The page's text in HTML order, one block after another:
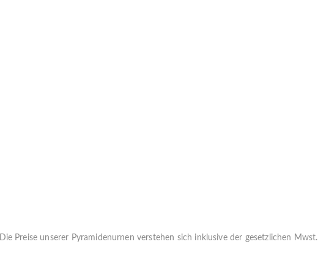
Die Preise unserer Pyramidenurnen verstehen sich inklusive der gesetzlichen Mwst.